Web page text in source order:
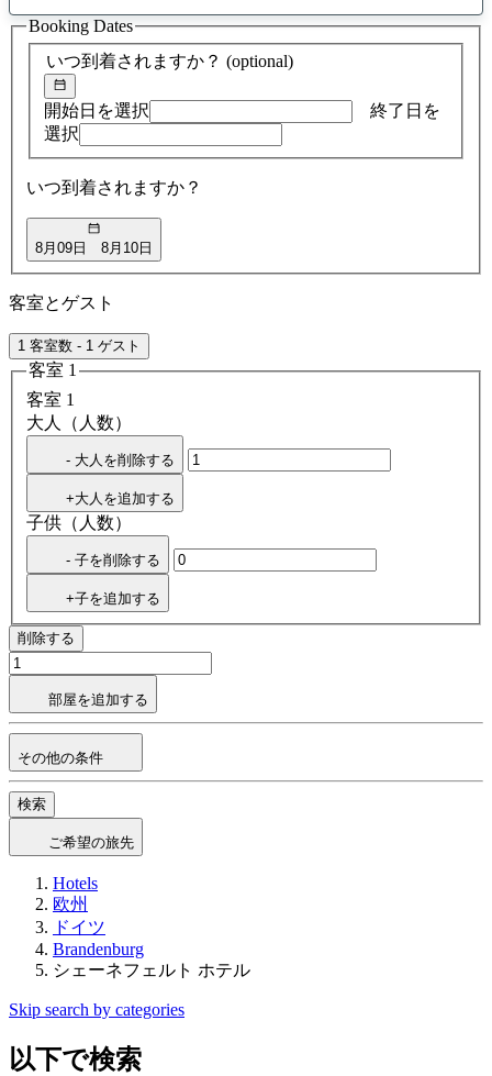
ア
ド
バ
イ
検
索
いつ到着されますか？ (optional)
開始日を選択
終了日を
選択
いつ到着されますか？
8月09日 8月10日
Booking Dates
客室とゲスト
1 客室数 - 1 ゲスト
客室 1
客室 1
大人（人数）
- 大人を削除する
+大人を追加する
子供（人数）
- 子を削除する
+子を追加する
削除する
部屋を追加する
その他の条件
検索
ご希望の旅先
Hotels
欧州
ドイツ
Brandenburg
シェーネフェルト ホテル
Skip search by categories
以下で検索